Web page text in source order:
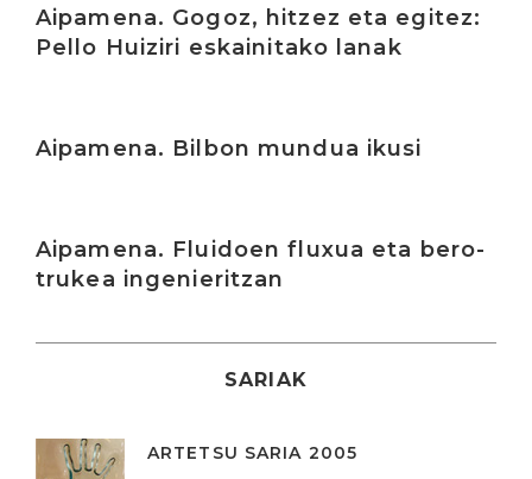
Aipamena. Gogoz, hitzez eta egitez:
Pello Huiziri eskainitako lanak
Aipamena. Bilbon mundua ikusi
Aipamena. Fluidoen fluxua eta bero-
trukea ingenieritzan
SARIAK
ARTETSU SARIA 2005